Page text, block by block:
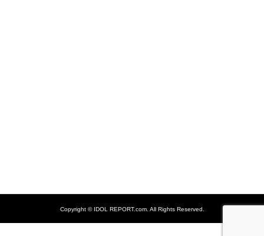
Copyright ©IDOL REPORT.com. All Rights Reserved.